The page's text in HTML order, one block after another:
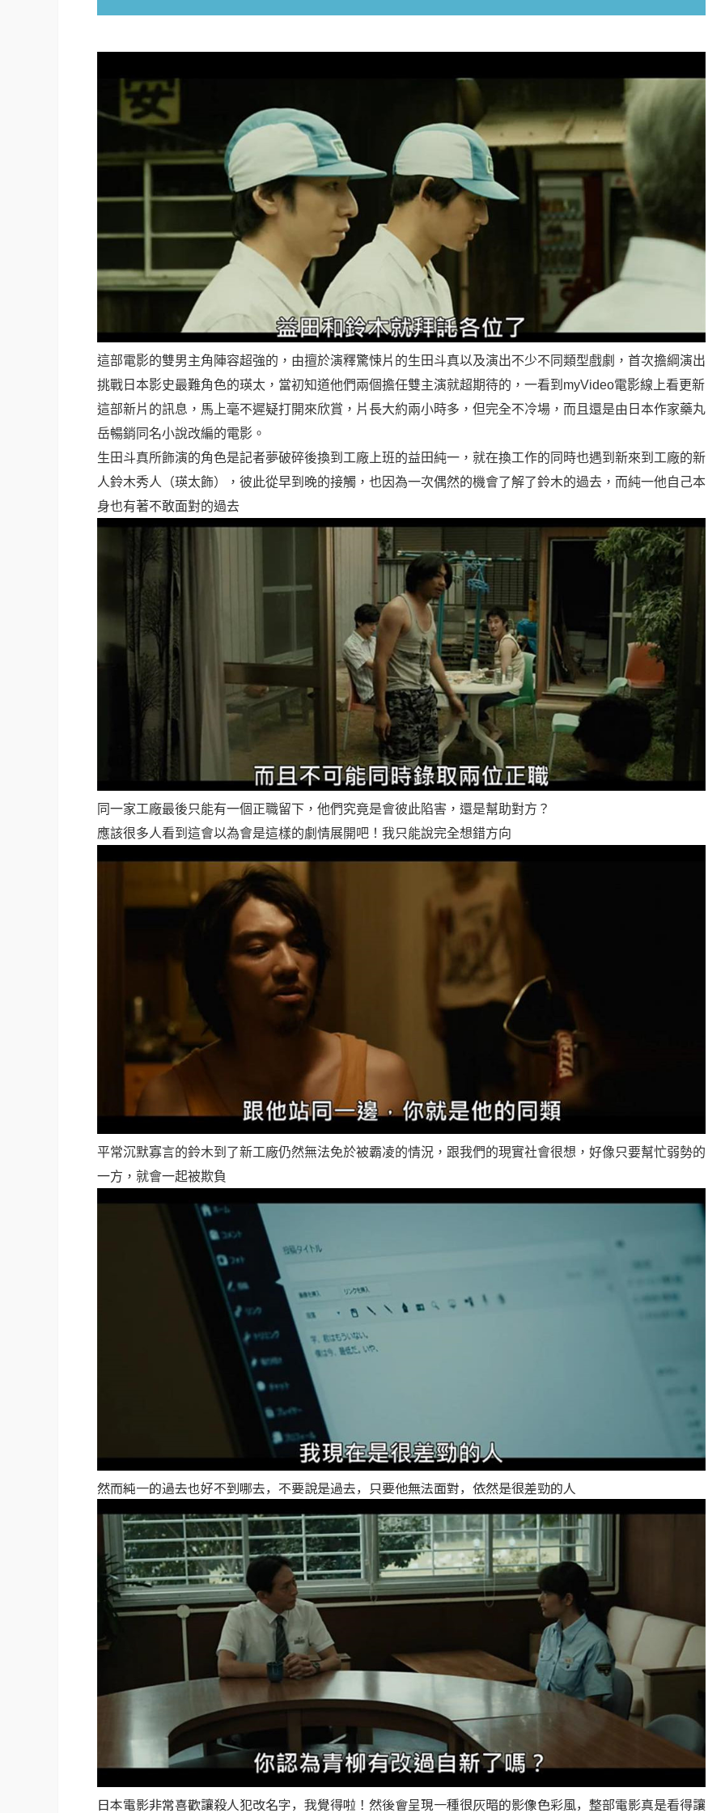
這部電影的雙男主角陣容超強的，由擅於演釋驚悚片的生田斗真以及演出不少不同類型戲劇，首次擔綱演出
挑戰日本影史最難角色的瑛太，當初知道他們兩個擔任雙主演就超期待的，一看到 myVideo電影線上看更新
這部新片的訊息，馬上毫不遲疑打開來欣賞，片長大約兩小時多，但完全不冷場，而且還是由日本作家藥丸
岳暢銷同名小說改編的電影。
生田斗真所飾演的角色是記者夢破碎後換到工廠上班的益田純一，就在換工作的同時也遇到新來到工廠的新
人鈴木秀人（瑛太飾），彼此從早到晚的接觸，也因為一次偶然的機會了解了鈴木的過去，而純一他自己本
身也有著不敢面對的過去
同一家工廠最後只能有一個正職留下，他們究竟是會彼此陷害，還是幫助對方？
應該很多人看到這會以為會是這樣的劇情展開吧！我只能說完全想錯方向
平常沉默寡言的鈴木到了新工廠仍然無法免於被霸凌的情況，跟我們的現實社會很想，好像只要幫忙弱勢的
一方，就會一起被欺負
然而純一的過去也好不到哪去，不要說是過去，只要他無法面對，依然是很差勁的人
日本電影非常喜歡讓殺人犯改名字，我覺得啦！然後會呈現一種很灰暗的影像色彩風，整部電影真是看得讓